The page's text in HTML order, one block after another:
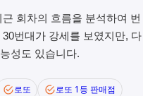
회차의 흐름을 분석하여 번
번대가 강세를 보였지만, 다
성도 있습니다.
로또
로또 1등 판매점